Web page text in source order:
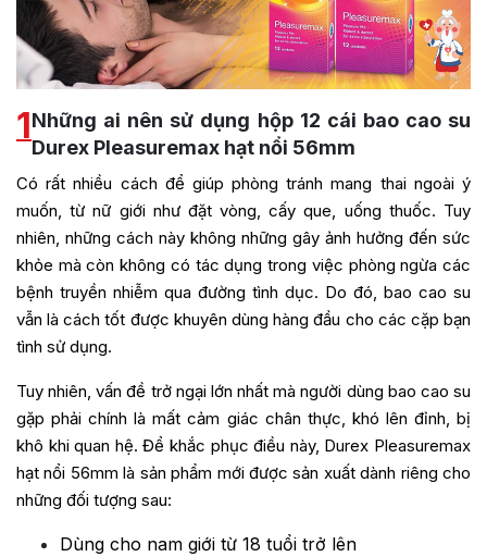
1Những ai nên sử dụng hộp 12 cái bao cao su
Durex Pleasuremax hạt nổi 56mm
Có rất nhiều cách để giúp phòng tránh mang thai ngoài ý
muốn, từ nữ giới như đặt vòng, cấy que, uống thuốc. Tuy
nhiên, những cách này không những gây ảnh hưởng đến sức
khỏe mà còn không có tác dụng trong việc phòng ngừa các
bệnh truyền nhiễm qua đường tình dục. Do đó, bao cao su
vẫn là cách tốt được khuyên dùng hàng đầu cho các cặp bạn
tình sử dụng.
Tuy nhiên, vấn đề trở ngại lớn nhất mà người dùng bao cao su
gặp phải chính là mất cảm giác chân thực, khó lên đỉnh, bị
khô khi quan hệ. Để khắc phục điều này, Durex Pleasuremax
hạt nổi 56mm là sản phẩm mới được sản xuất dành riêng cho
những đối tượng sau:
Dùng cho nam giới từ 18 tuổi trở lên